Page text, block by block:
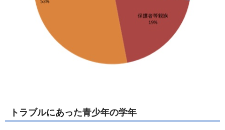
トラブルにあった青少年の学年